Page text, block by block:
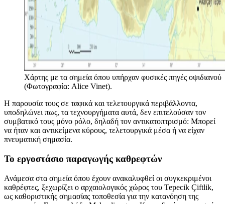
Χάρτης με τα σημεία όπου υπήρχαν φυσικές πηγές οψιδιανού
(Φωτογραφία: Alice Vinet).
Η παρουσία τους σε ταφικά και τελετουργικά περιβάλλοντα,
υποδηλώνει πως, τα τεχνουργήματα αυτά, δεν επιτελούσαν τον
συμβατικό τους μόνο ρόλο, δηλαδή τον αντικατοπτρισμό: Μπορεί
να ήταν και αντικείμενα κύρους, τελετουργικά μέσα ή να είχαν
πνευματική σημασία.
Το εργοστάσιο παραγωγής καθρεφτών
Ανάμεσα στα σημεία όπου έχουν ανακαλυφθεί οι συγκεκριμένοι
καθρέφτες, ξεχωρίζει ο αρχαιολογικός χώρος του Tepecik Çiftlik,
ως καθοριστικής σημασίας τοποθεσία για την κατανόηση της